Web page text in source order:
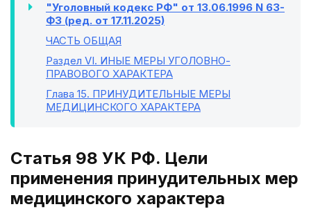
"Уголовный кодекс РФ" от 13.06.1996 N 63-
ФЗ (ред. от 17.11.2025)
ЧАСТЬ ОБЩАЯ
Раздел VI. ИНЫЕ МЕРЫ УГОЛОВНО-
ПРАВОВОГО ХАРАКТЕРА
Глава 15. ПРИНУДИТЕЛЬНЫЕ МЕРЫ
МЕДИЦИНСКОГО ХАРАКТЕРА
Статья 98 УК РФ. Цели
применения принудительных мер
медицинского характера